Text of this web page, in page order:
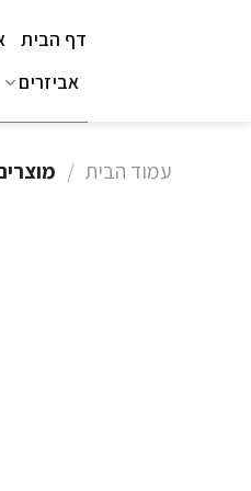
דף הבית
אביזרים
עמוד הבית /